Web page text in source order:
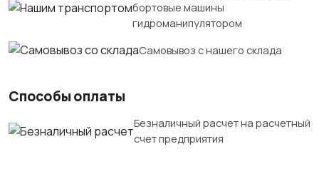
бортовые машины
гидроманипулятором
Самовывоз с нашего склада
Способы оплаты
Безналичный расчет на расчетный
счет предприятия